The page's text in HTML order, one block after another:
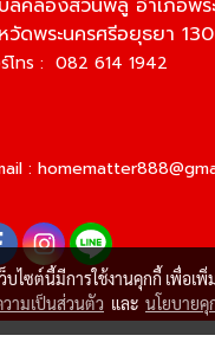
ลคลองสวนพลู อำเภอพร
วัดพระนครศรีอยุธยา
ร์โทร : 082 614 1942
:
ว็บไซต์นี้มีการใช้งานคุกกี้ เพื่อเ
ามเป็นส่วนตัว และ นโยบายคุ